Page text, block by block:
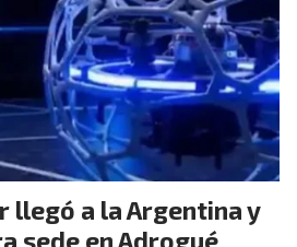
llegó a la Argentina y
sede en Adrogué